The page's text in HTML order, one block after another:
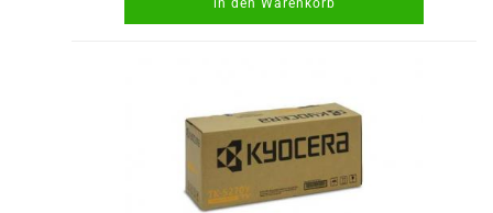
in den Warenkorb